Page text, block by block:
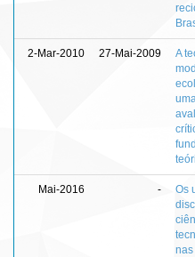
2-Mar-2010 27-Mai-2009
A
uma
Mai-2016 -
Os